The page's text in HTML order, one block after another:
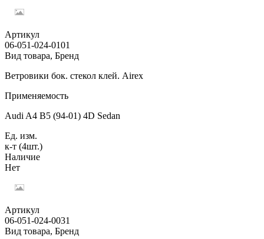
Артикул
06-051-024-0101
Вид товара, Бренд
Ветровики бок. стекол клей. Airex
Применяемость
Audi A4 B5 (94-01) 4D Sedan
Ед. изм.
к-т (4шт.)
Наличие
Нет
Артикул
06-051-024-0031
Вид товара, Бренд